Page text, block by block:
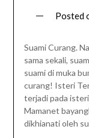
Posted
Suami Curang.
sama sekali,
suami di muka
curang! Isteri
terjadi pada
Mamanet
dikhianati oleh